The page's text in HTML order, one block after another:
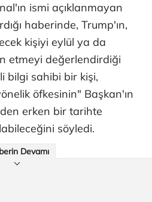
ismi açıklanmayan
haberinde, Trump'ın,
kişiyi eylül ya da
etmeyi değerlendirdiği
bilgi sahibi bir kişi,
öfkesinin" Başkan'ın
erken bir tarihte
söyledi.
Devamı